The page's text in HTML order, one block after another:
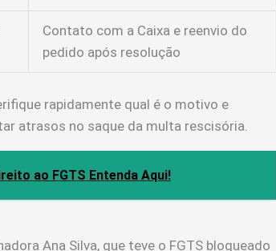
Contato com a Caixa e reenvio do
pedido após resolução
rapidamente qual é o motivo e
atrasos no saque da multa rescisória.
ao FGTS Entenda Aqui!
Ana Silva, que teve o FGTS bloqueado